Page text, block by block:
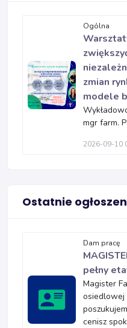
Ogólna
zmian
modele
mgr farm.
2026-09-10
Ostatnie
Dam pracę
pełny
Magister
osiedlowej
cenisz